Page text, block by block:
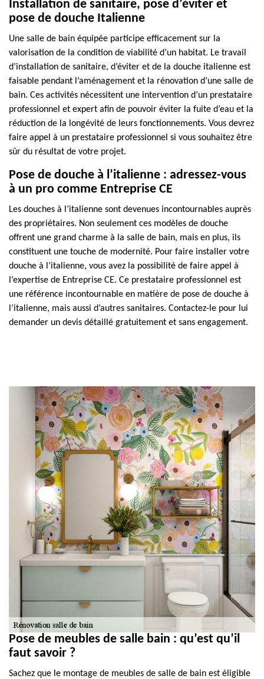
Installation de sanitaire, pose d’éviter et
pose de douche Italienne
Une salle de bain équipée participe efficacement sur la
valorisation de la condition de viabilité d’un habitat. Le travail
d’installation de sanitaire, d’éviter et de la douche italienne est
faisable pendant l’aménagement et la rénovation d’une salle de
bain. Ces activités nécessitent une intervention d’un prestataire
professionnel et expert afin de pouvoir éviter la fuite d’eau et la
réduction de la longévité de leurs fonctionnements. Vous devrez
faire appel à un prestataire professionnel si vous souhaitez être
sûr du résultat de votre projet.
Pose de douche à l’italienne : adressez-vous
à un pro comme Entreprise CE
Les douches à l’italienne sont devenues incontournables auprès
des propriétaires. Non seulement ces modèles de douche
offrent une grand charme à la salle de bain, mais en plus, ils
constituent une touche de modernité. Pour faire installer votre
douche à l’italienne, vous avez la possibilité de faire appel à
l’expertise de Entreprise CE. Ce prestataire professionnel est
une référence incontournable en matière de pose de douche à
l’italienne, mais aussi d’autres sanitaires. Contactez-le pour lui
demander un devis détaillé gratuitement et sans engagement.
Pose de meubles de salle bain : qu’est qu’il
faut savoir ?
Sachez que le montage de meubles de salle de bain est éligible